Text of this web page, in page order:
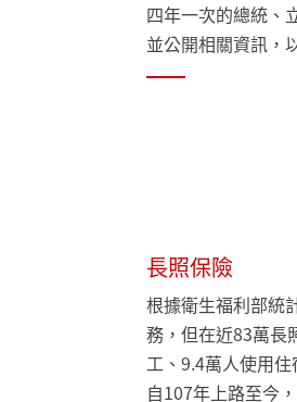
四年一次的總統、
並公開相關資訊，
長照保險
根據衛生福利部統
務，但在近83萬長
工、9.4萬人使用
自107年上路至今